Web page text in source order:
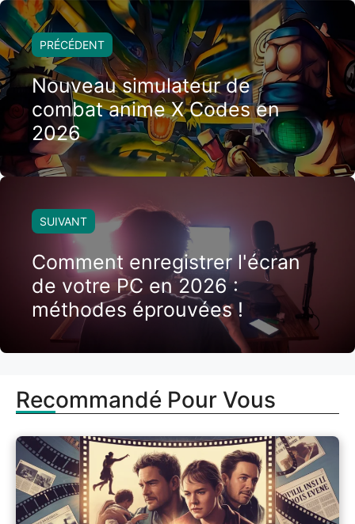
PRÉCÉDENT
Nouveau simulateur de
combat anime X Codes en
2026
SUIVANT
Comment enregistrer l'écran
de votre PC en 2026 :
méthodes éprouvées !
Recommandé Pour Vous